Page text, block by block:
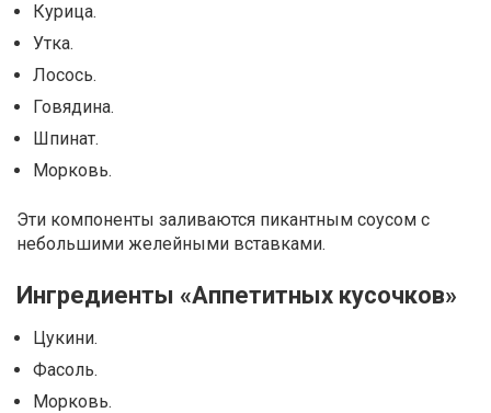
Курица.
Утка.
Лосось.
Говядина.
Шпинат.
Морковь.
Эти компоненты заливаются пикантным соусом с
небольшими желейными вставками.
Ингредиенты «Аппетитных кусочков»
Цукини.
Фасоль.
Морковь.